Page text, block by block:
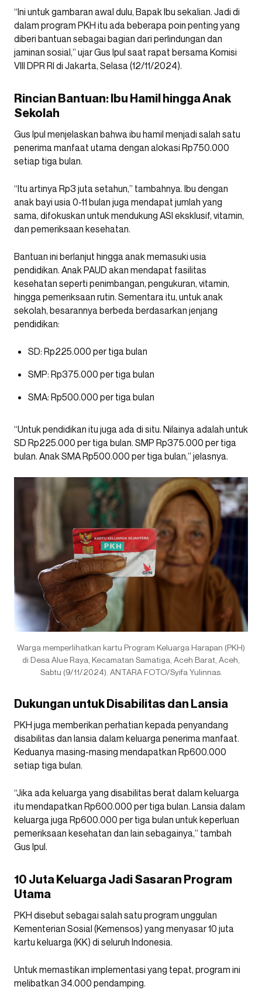
“Ini untuk gambaran awal dulu, Bapak Ibu sekalian. Jadi di
dalam program PKH itu ada beberapa poin penting yang
diberi bantuan sebagai bagian dari perlindungan dan
jaminan sosial,” ujar Gus Ipul saat rapat bersama Komisi
VIII DPR RI di Jakarta, Selasa (12/11/2024).
Rincian Bantuan: Ibu Hamil hingga Anak
Sekolah
Gus Ipul menjelaskan bahwa ibu hamil menjadi salah satu
penerima manfaat utama dengan alokasi Rp750.000
setiap tiga bulan.
“Itu artinya Rp3 juta setahun,” tambahnya. Ibu dengan
anak bayi usia 0-11 bulan juga mendapat jumlah yang
sama, difokuskan untuk mendukung ASI eksklusif, vitamin,
dan pemeriksaan kesehatan.
Bantuan ini berlanjut hingga anak memasuki usia
pendidikan. Anak PAUD akan mendapat fasilitas
kesehatan seperti penimbangan, pengukuran, vitamin,
hingga pemeriksaan rutin. Sementara itu, untuk anak
sekolah, besarannya berbeda berdasarkan jenjang
pendidikan:
SD: Rp225.000 per tiga bulan
SMP: Rp375.000 per tiga bulan
SMA: Rp500.000 per tiga bulan
“Untuk pendidikan itu juga ada di situ. Nilainya adalah untuk
SD Rp225.000 per tiga bulan. SMP Rp375.000 per tiga
bulan. Anak SMA Rp500.000 per tiga bulan,” jelasnya.
Warga memperlihatkan kartu Program Keluarga Harapan (PKH)
di Desa Alue Raya, Kecamatan Samatiga, Aceh Barat, Aceh,
Sabtu (9/11/2024). ANTARA FOTO/Syifa Yulinnas.
Dukungan untuk Disabilitas dan Lansia
PKH juga memberikan perhatian kepada penyandang
disabilitas dan lansia dalam keluarga penerima manfaat.
Keduanya masing-masing mendapatkan Rp600.000
setiap tiga bulan.
“Jika ada keluarga yang disabilitas berat dalam keluarga
itu mendapatkan Rp600.000 per tiga bulan. Lansia dalam
keluarga juga Rp600.000 per tiga bulan untuk keperluan
pemeriksaan kesehatan dan lain sebagainya,” tambah
Gus Ipul.
10 Juta Keluarga Jadi Sasaran Program
Utama
PKH disebut sebagai salah satu program unggulan
Kementerian Sosial (Kemensos) yang menyasar 10 juta
kartu keluarga (KK) di seluruh Indonesia.
Untuk memastikan implementasi yang tepat, program ini
melibatkan 34.000 pendamping.